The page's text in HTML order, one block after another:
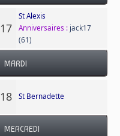
17
St Alexis
Anniversaires : jack17
(61)
MARDI
18 St Bernadette
MERCREDI